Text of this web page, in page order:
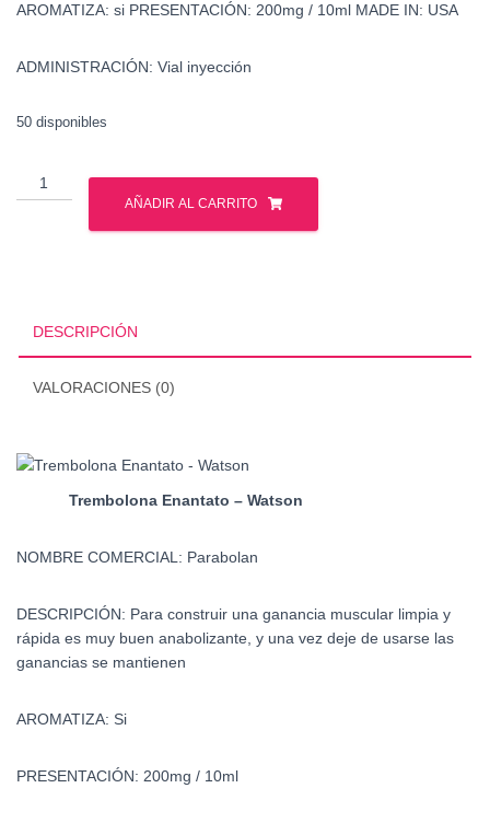
AROMATIZA: si PRESENTACIÓN: 200mg / 10ml MADE IN: USA
ADMINISTRACIÓN: Vial inyección
50 disponibles
Trembolona
Enantato
AÑADIR AL CARRITO
DESCRIPCIÓN
VALORACIONES (0)
Trembolona Enantato – Watson
NOMBRE COMERCIAL: Parabolan
DESCRIPCIÓN: Para construir una ganancia muscular limpia y
rápida es muy buen anabolizante, y una vez deje de usarse las
ganancias se mantienen
AROMATIZA: Si
PRESENTACIÓN: 200mg / 10ml